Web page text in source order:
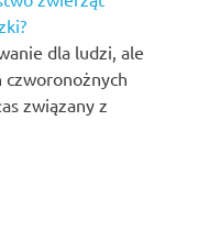
dla ludzi, ale
czworonożnych
związany z